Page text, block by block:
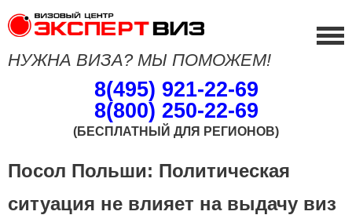
НУЖНА ВИЗА? МЫ ПОМОЖЕМ!
8(495) 921-22-69
8(800) 250-22-69
(БЕСПЛАТНЫЙ ДЛЯ РЕГИОНОВ)
Посол Польши: Политическая
ситуация не влияет на выдачу виз